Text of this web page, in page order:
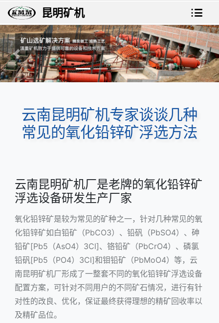
昆明矿机
上一张 下
云南昆明矿机专家谈谈几种
常见的氧化铅锌矿浮选方法
云南昆明矿机厂是老牌的氧化铅锌矿
浮选设备研发生产厂家
氧化铅锌矿是较为常见的矿种之一，针对几种常见的氧
化铅锌矿如白铅矿（PbCO3）、铅矾（PbSO4）、砷
铅矿[Pb5（AsO4）3Cl]、铬铅矿（PbCrO4）、磷氯
铅矾[Pb5（PO4）3Cl]和钼铅矿（PbMoO4）等，云
南昆明矿机厂形成了一整套不同的氧化铅锌矿浮选设备
配置方案，可针对不同用户的不同矿石情况，进行有针
对性的改良、优化，保证最终获得理想的精矿回收率以
及精矿品位。